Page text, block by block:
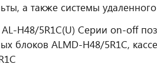
а также системы
H48/5R1C(U) Серии on-off
блоков ALMD-H48/5R1C,